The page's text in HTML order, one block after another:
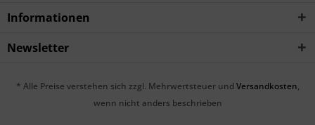
Informationen
Newsletter
* Alle Preise verstehen sich zzgl. Mehrwertsteuer und Versandkosten,
wenn nicht anders beschrieben